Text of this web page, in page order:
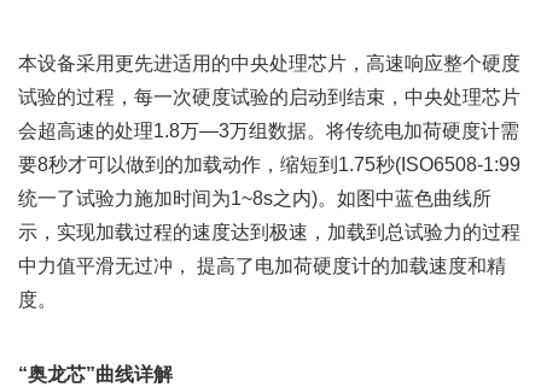
本设备采用更先进适用的中央处理芯片，高速响应整个硬度
试验的过程，每一次硬度试验的启动到结束，中央处理芯片
会超高速的处理1.8万—3万组数据。将传统电加荷硬度计需
要8秒才可以做到的加载动作，缩短到1.75秒(ISO6508-1:99
统一了试验力施加时间为1~8s之内)。如图中蓝色曲线所
示，实现加载过程的速度达到极速，加载到总试验力的过程
中力值平滑无过冲， 提高了电加荷硬度计的加载速度和精
度。
“奥龙芯”曲线详解